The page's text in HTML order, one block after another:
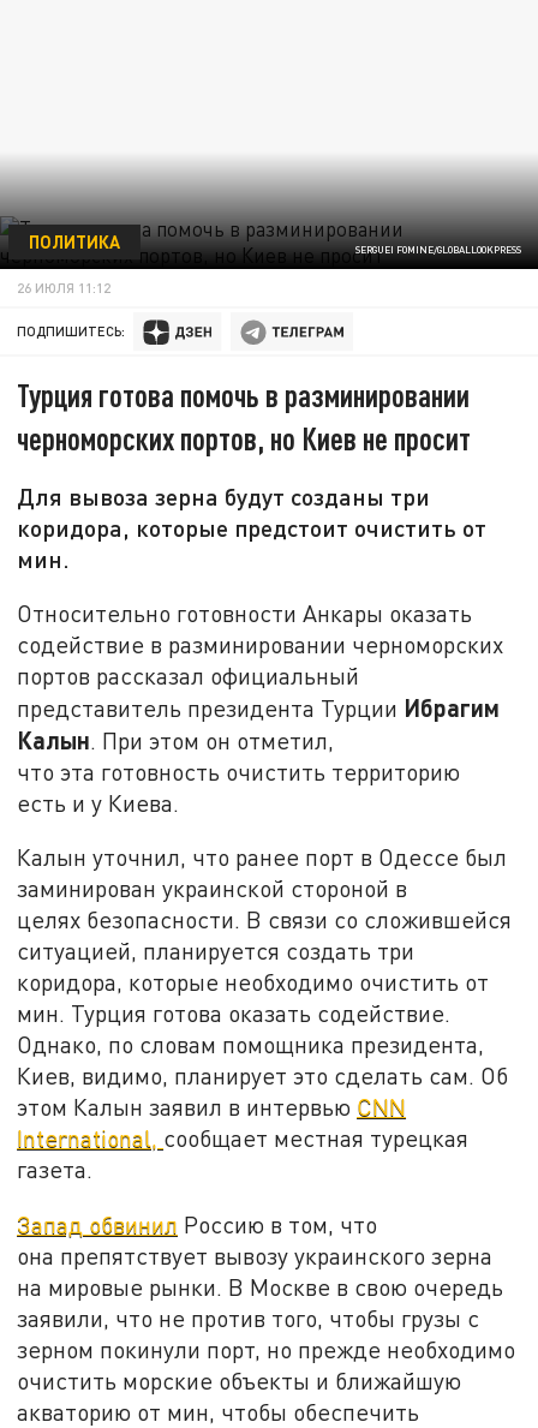
SERGUEI FOMINE/GLOBALLOOKPRESS
ПОЛИТИКА
26 ИЮЛЯ 11:12
ПОДПИШИТЕСЬ:
Турция готова помочь в разминировании
черноморских портов, но Киев не просит
Для вывоза зерна будут созданы три
коридора, которые предстоит очистить от
мин.
Относительно готовности Анкары оказать
содействие в разминировании черноморских
портов рассказал официальный
представитель президента Турции Ибрагим
Калын. При этом он отметил,
что эта готовность очистить территорию
есть и у Киева.
Калын уточнил, что ранее порт в Одессе был
заминирован украинской стороной в
целях безопасности. В связи со сложившейся
ситуацией, планируется создать три
коридора, которые необходимо очистить от
мин. Турция готова оказать содействие.
Однако, по словам помощника президента,
Киев, видимо, планирует это сделать сам. Об
этом Калын заявил в интервью CNN
International, сообщает местная турецкая
газета.
Запад обвинил Россию в том, что
она препятствует вывозу украинского зерна
на мировые рынки. В Москве в свою очередь
заявили, что не против того, чтобы грузы с
зерном покинули порт, но прежде необходимо
очистить морские объекты и ближайшую
акваторию от мин, чтобы обеспечить